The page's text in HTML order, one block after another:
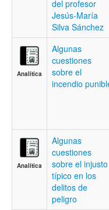
del profesor
Jesús-María
Silva Sánchez
Analítica
Algunas
cuestiones
sobre el
incendio
Analítica
Algunas
cuestiones
sobre el injusto
típico en los
delitos de
peligro